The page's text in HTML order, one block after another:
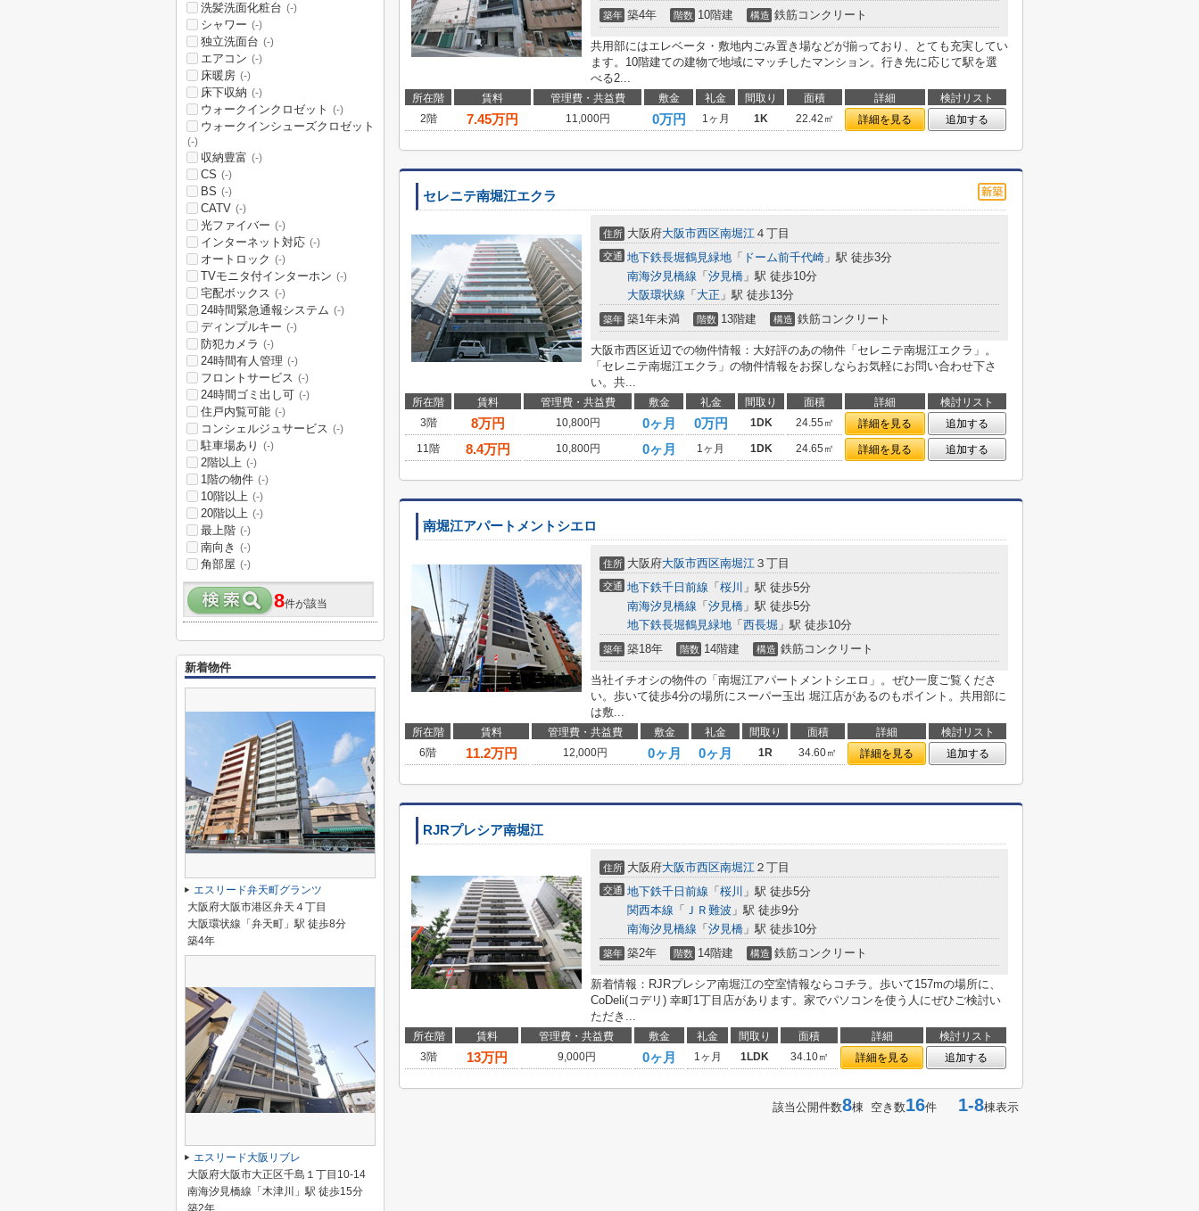
築年 築4年 階数 10階建 構造 鉄筋コンクリート
共用部にはエレベータ・敷地内ごみ置き場などが揃っており、とても充実してい
ます。10階建ての建物で地域にマッチしたマンション。行き先に応じて駅を選
べる2...
所在階 賃料 管理費・共益費 敷金 礼金 間取り 面積 詳細
検討リスト
2階
7.45万円 11,000円 0万円 1ヶ月 1K 22.42㎡ 詳細を見る 追加する
セレニテ南堀江エクラ
住所 大阪府大阪市西区南堀江 ４丁目
交通 地下鉄長堀鶴見緑地 「 ドーム前千代崎 」駅 徒歩3分
南海汐見橋線 「 汐見橋 」駅 徒歩10分
大阪環状線 「 大正 」駅 徒歩13分
築年 築1年未満 階数 13階建 構造 鉄筋コンクリート
大阪市西区近辺での物件情報：大好評のあの物件「セレニテ南堀江エクラ」。
「セレニテ南堀江エクラ」の物件情報をお探しならお気軽にお問い合わせ下さ
い。共...
所在階 賃料 管理費・共益費 敷金 礼金 間取り 面積 詳細
検討リスト
3階
8万円 10,800円 0ヶ月 0万円 1DK 24.55㎡ 詳細を見る
追加する
11階
8.4万円 10,800円 0ヶ月 1ヶ月 1DK 24.65㎡ 詳細を見る 追加する
南堀江アパートメントシエロ
住所 大阪府大阪市西区南堀江 ３丁目
交通 地下鉄千日前線 「 桜川 」駅 徒歩5分
南海汐見橋線 「 汐見橋 」駅 徒歩5分
地下鉄長堀鶴見緑地 「 西長堀 」駅 徒歩10分
築年 築18年 階数 14階建 構造 鉄筋コンクリート
当社イチオシの物件の「南堀江アパートメントシエロ」。ぜひ一度ご覧くださ
い。歩いて徒歩4分の場所にスーパー玉出 堀江店があるのもポイント。共用部に
は敷...
所在階 賃料 管理費・共益費 敷金 礼金 間取り 面積 詳細
検討リスト
6階
11.2万円 12,000円 0ヶ月 0ヶ月 1R 34.60㎡ 詳細を見る 追加する
RJRプレシア南堀江
住所 大阪府大阪市西区南堀江 ２丁目
交通 地下鉄千日前線 「 桜川 」駅 徒歩5分
関西本線 「 ＪＲ難波 」駅 徒歩9分
南海汐見橋線 「 汐見橋 」駅 徒歩10分
築年 築2年 階数 14階建 構造 鉄筋コンクリート
新着情報：RJRプレシア南堀江の空室情報ならコチラ。歩いて157mの場所に、
CoDeli(コデリ) 幸町1丁目店があります。家でパソコンを使う人にぜひご検討い
ただき...
所在階 賃料 管理費・共益費 敷金 礼金 間取り 面積 詳細
検討リスト
3階
13万円 9,000円 0ヶ月 1ヶ月 1LDK 34.10㎡ 詳細を見る 追加する
該当公開件数8棟 空き数16件 1-8棟表示
洗髪洗面化粧台 (-)
シャワー (-)
独立洗面台 (-)
エアコン (-)
床暖房 (-)
床下収納 (-)
ウォークインクロゼット (-)
ウォークインシューズクロゼット
(-)
収納豊富 (-)
CS (-)
BS (-)
CATV (-)
光ファイバー (-)
インターネット対応 (-)
オートロック (-)
TVモニタ付インターホン (-)
宅配ボックス (-)
24時間緊急通報システム (-)
ディンプルキー (-)
防犯カメラ (-)
24時間有人管理 (-)
フロントサービス (-)
24時間ゴミ出し可 (-)
住戸内覧可能 (-)
コンシェルジュサービス (-)
駐車場あり (-)
2階以上 (-)
1階の物件 (-)
10階以上 (-)
20階以上 (-)
最上階 (-)
南向き (-)
角部屋 (-)
8件が該当
新着物件
エスリード弁天町グランツ
大阪府大阪市港区弁天４丁目
大阪環状線「弁天町」駅 徒歩8分
築4年
エスリード大阪リブレ
大阪府大阪市大正区千島１丁目10-14
南海汐見橋線「木津川」駅 徒歩15分
築2年